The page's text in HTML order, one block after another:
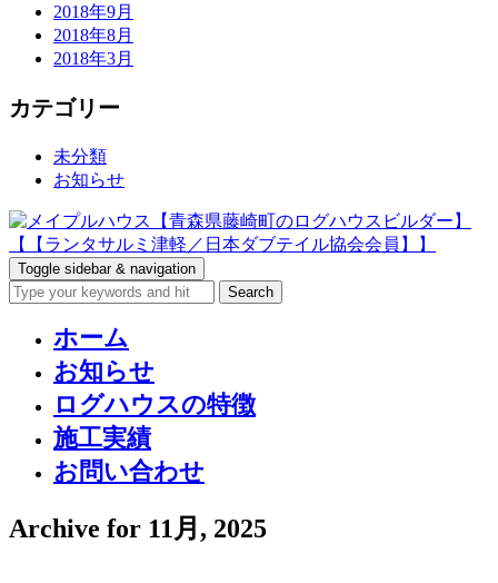
2018年9月
2018年8月
2018年3月
カテゴリー
未分類
お知らせ
Toggle sidebar & navigation
ホーム
お知らせ
ログハウスの特徴
施工実績
お問い合わせ
Archive for 11月, 2025